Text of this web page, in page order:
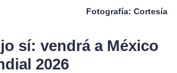
Fotografía: Cortesía
sí: vendrá a México
2026